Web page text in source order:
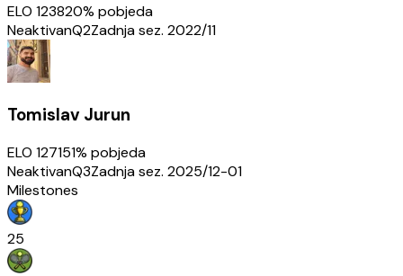
ELO 123820% pobjeda
NeaktivanQ2Zadnja sez. 2022/11
Tomislav Jurun
ELO 127151% pobjeda
NeaktivanQ3Zadnja sez. 2025/12-01
Milestones
25